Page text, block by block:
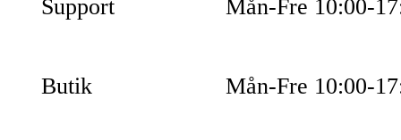
Support Mån-Fre 10:00-
Butik Mån-Fre 10:00-